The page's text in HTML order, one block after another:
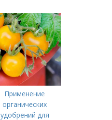
Применение
органических
удобрений для